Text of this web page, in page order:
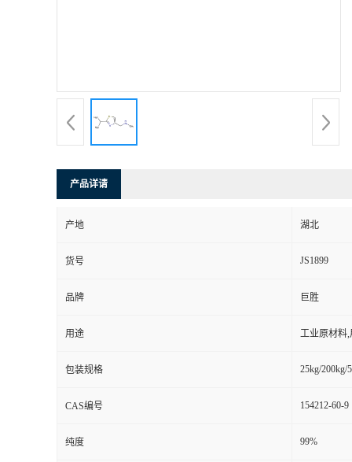
产品详请
产地 湖北
货号 JS1899
品牌 巨胜
用途 工业原材料
包装规格 25kg/200kg/
CAS编号 154212-60-9
纯度 99%